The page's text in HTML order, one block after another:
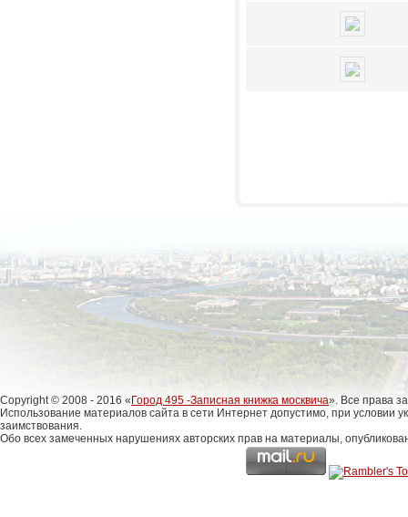
Copyright © 2008 - 2016 «Город 495 -Записная книжка москвича». Все права
Использование материалов сайта в сети Интернет допустимо, при условии
заимствования.
Обо всех замеченных нарушениях авторских прав на материалы,